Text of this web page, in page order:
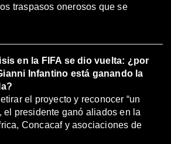
traspasos onerosos que se
en la FIFA se dio vuelta: ¿por
Infantino está ganando la
el proyecto y reconocer “un
el presidente ganó aliados en la
Concacaf y asociaciones de